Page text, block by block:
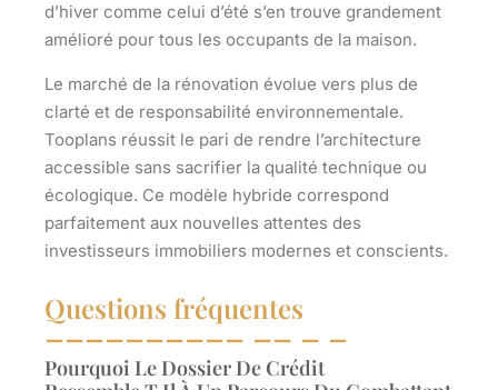
d’hiver comme celui d’été s’en trouve grandement
amélioré pour tous les occupants de la maison.
Le marché de la rénovation évolue vers plus de
clarté et de responsabilité environnementale.
Tooplans réussit le pari de rendre l’architecture
accessible sans sacrifier la qualité technique ou
écologique. Ce modèle hybride correspond
parfaitement aux nouvelles attentes des
investisseurs immobiliers modernes et conscients.
Questions fréquentes
Pourquoi Le Dossier De Crédit